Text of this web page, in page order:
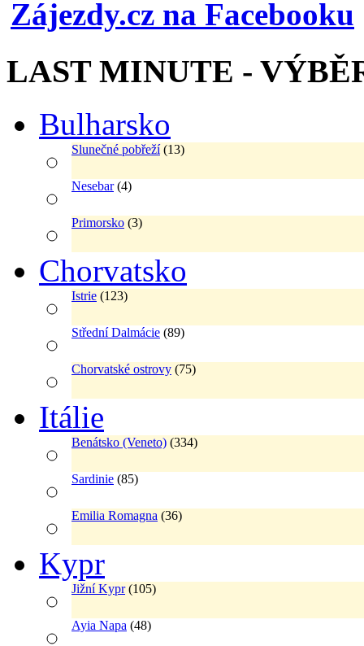
Zájezdy.cz na Facebooku
LAST MINUTE -
Bulharsko
Slunečné pobřeží(13)
Nesebar(4)
Primorsko (3)
Chorvatsko
Istrie (123)
Střední Dalmácie (89)
Chorvatské ostrovy (75)
Itálie
Benátsko (Veneto) (334)
Sardinie (85)
Emilia Romagna (36)
Kypr
Jižní Kypr(105)
Ayia Napa (48)